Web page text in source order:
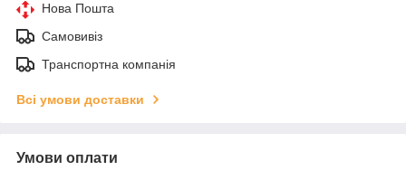
Нова Пошта
Самовивіз
Транспортна компанія
Всі умови доставки
Умови оплати